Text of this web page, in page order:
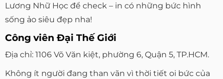
Lương Nhữ Học để check – in có những bức hình
sống ảo siêu đẹp nha!
Công viên Đại Thế Giới
Địa chỉ: 1106 Võ Văn kiệt, phường 6, Quận 5, TP.HCM.
Không ít người đang than vãn vì thời tiết oi bức của